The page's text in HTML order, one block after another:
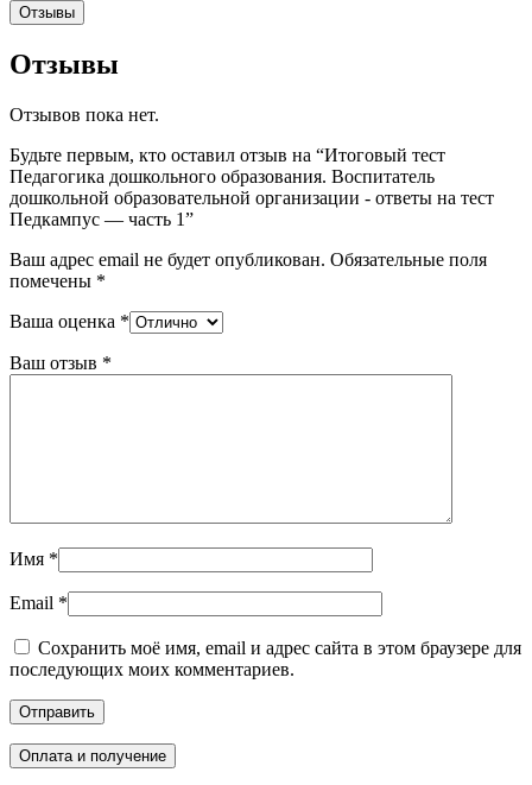
Отзывы
Отзывы
Отзывов пока нет.
Будьте первым, кто оставил отзыв на “Итоговый тест
Педагогика дошкольного образования. Воспитатель
дошкольной образовательной организации - ответы на тест
Педкампус — часть 1”
Ваш адрес email не будет опубликован. Обязательные поля
помечены *
Ваша оценка *
Ваш отзыв *
Имя *
Email *
Сохранить моё имя, email и адрес сайта в этом браузере для
последующих моих комментариев.
Оплата и получение